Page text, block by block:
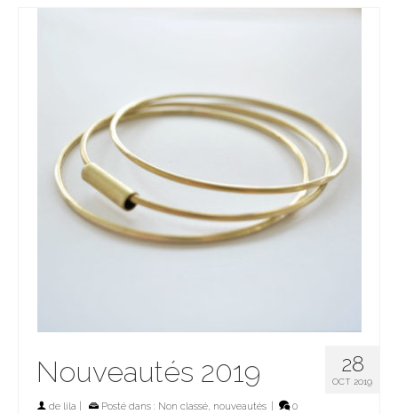
28
OCT 2019
Nouveautés 2019
de lila Posté dans : Non classé, nouveautés 0